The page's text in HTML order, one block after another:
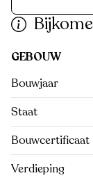
GEBOUW
Bouwjaar
Staat
Bouwcertificaat
Verdieping